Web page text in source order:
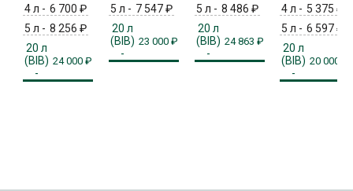
4 л - 6 700 ₽
5 л - 8 256 ₽
20 л
(BIB)
-
24 000 ₽
5 л - 7 547₽
20 л
(BIB)
-
23 000 ₽
5 л - 8 486 ₽
20 л
(BIB)
-
24 863 ₽
4 л - 5 375 ₽
5 л - 6 597₽
20 л
(BIB)
-
20 000